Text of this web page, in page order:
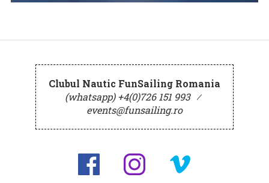
Clubul Nautic FunSailing Romania
(whatsapp) +4(0)726 151 993 ⁄
events@funsailing.ro